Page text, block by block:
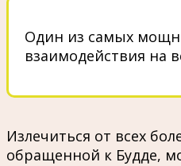
Один из самых
взаимодействия на
Излечиться от всех
обращенной к Будде,